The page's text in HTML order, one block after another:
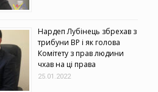
Нардеп Лубінець збрехав з
трибуни ВР і як голова
Комітету з прав людини
чхав на ці права
25.01.2022